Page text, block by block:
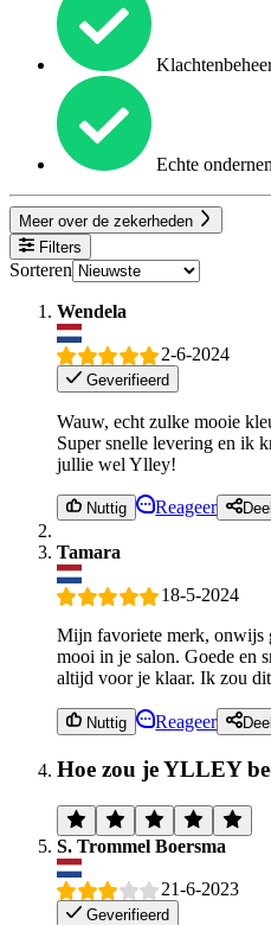
Echte
Meer over de zekerheden
Filters
Sorteren
Wendela
2-6-2024
Geverifieerd
Wauw, echt zulke mooie
Super snelle levering en ik
jullie wel Ylley!
Nuttig Reageer Deel
Tamara
18-5-2024
Mijn favoriete merk, onwijs
mooi in je salon. Goede en
altijd voor je klaar. Ik zou
Nuttig Reageer Deel
Hoe zou je YLLEY
S. Trommel Boersma
21-6-2023
Geverifieerd